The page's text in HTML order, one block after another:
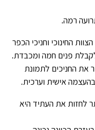
רמה.
חדשים. הצוות החינוכי וחניכי הכפר
פנים חמה ומכבדת.
את החניכים לתמונת
אישית וערכית.
לחזות את העתיד היא